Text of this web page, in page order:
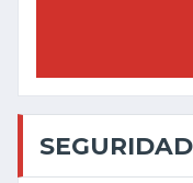
SEGURIDAD